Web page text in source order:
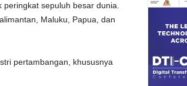
sepuluh besar dunia.
Maluku, Papua, dan
pertambangan, khususnya